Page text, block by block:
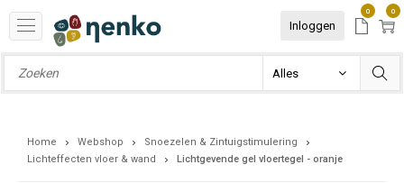
Inloggen
0 0
Home Webshop
Snoezelen & Zintuigstimulering
Lichteffecten vloer & wand
Lichtgevende gel vloertegel - oranje